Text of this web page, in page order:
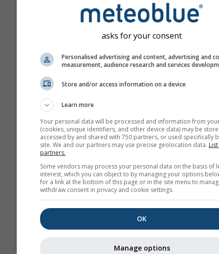
asks for your consent
Personalised advertising and content, advertising and
measurement, audience research and services
Store and/or access information on a device
Learn more
Your personal data will be processed and information from
(cookies, unique identifiers, and other device data) may be
accessed by and shared with 750 partners, or used specifically
site. We and our partners may use precise geolocation data.
partners.
Some vendors may process your personal data on the basis of
interest, which you can object to by managing your options
for a link at the bottom of this page or in the site menu to
withdraw consent in privacy and cookie settings.
OK
Manage options